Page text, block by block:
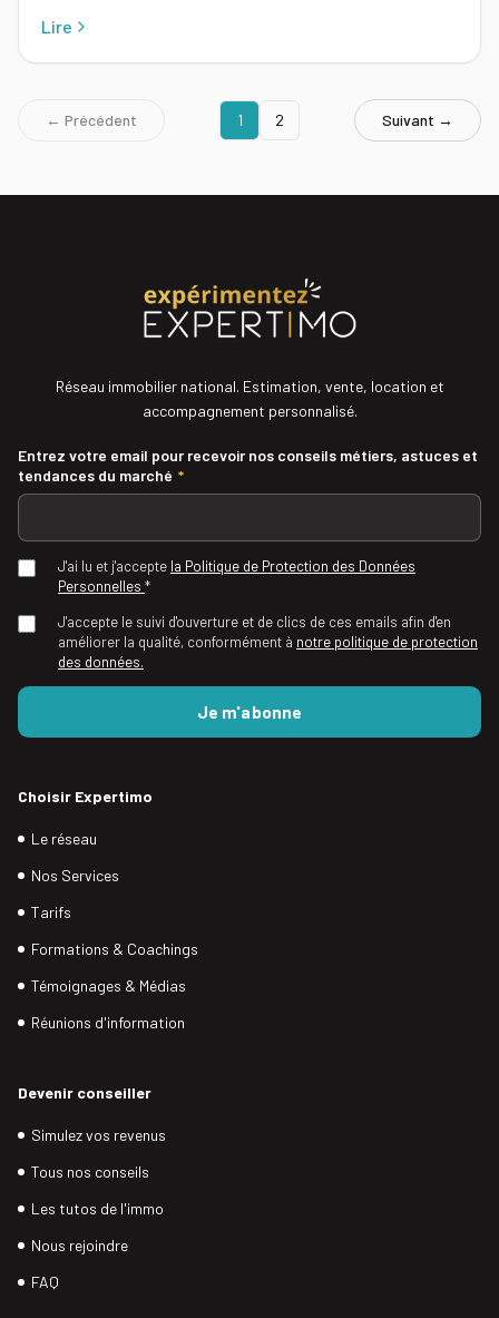
Lire
← Précédent 1 2 Suivant →
Réseau immobilier national. Estimation, vente, location et
accompagnement personnalisé.
Entrez votre email pour recevoir nos conseils métiers, astuces et
tendances du marché *
J'ai lu et j'accepte la Politique de Protection des Données
Personnelles *
J'accepte le suivi d'ouverture et de clics de ces emails afin d'en
améliorer la qualité, conformément à notre politique de protection
des données.
Choisir Expertimo
Le réseau
Nos Services
Tarifs
Formations & Coachings
Témoignages & Médias
Réunions d'information
Devenir conseiller
Simulez vos revenus
Tous nos conseils
Les tutos de l'immo
Nous rejoindre
FAQ